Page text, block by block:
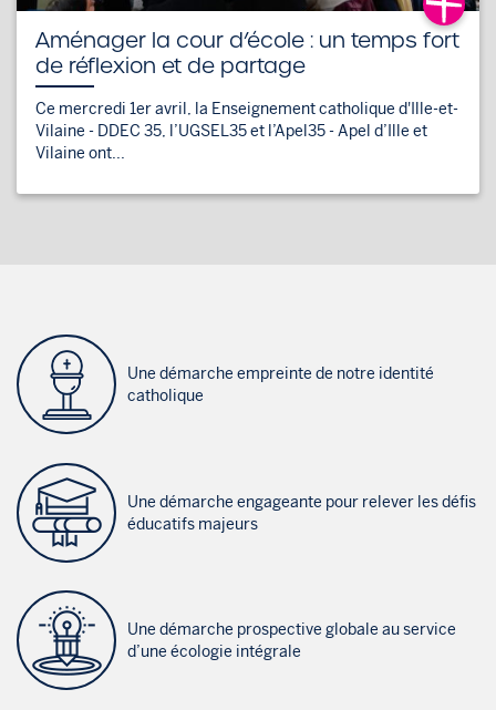
Aménager la cour d’école : un temps fort
de réflexion et de partage
Ce mercredi 1er avril, la Enseignement catholique d'Ille-et-
Vilaine - DDEC 35, l’UGSEL35 et l’Apel35 - Apel d’Ille et
Vilaine ont...
Une démarche empreinte de notre identité
catholique
Une démarche engageante pour relever les défis
éducatifs majeurs
Une démarche prospective globale au service
d’une écologie intégrale